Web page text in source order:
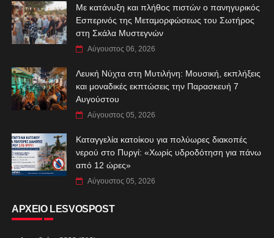
Με κατάνυξη και πλήθος πιστών ο πανηγυρικός
Εσπερινός της Μεταμορφώσεως του Σωτήρος
στη Σκάλα Μυστεγνών
Αύγουστος 06, 2026
Λευκή Νύχτα στη Μυτιλήνη: Μουσική, εκπλήξεις
και μοναδικές εκπτώσεις την Παρασκευή 7
Αυγούστου
Αύγουστος 05, 2026
Καταγγελία κατοίκου για πολύωρες διακοπές
νερού στο Πυργί: «Χωρίς υδροδότηση για πάνω
από 12 ώρες»
Αύγουστος 05, 2026
ΑΡΧΕΙΟ LESVOSPOST